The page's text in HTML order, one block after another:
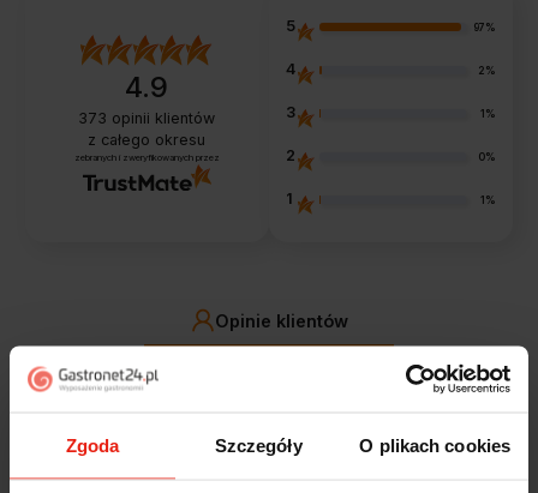
Zgoda Szczegóły O plikach cookies
4.9
373 opinii klientów
z całego okresu
zebranych i zweryfikowanych przez
5 97%
4 2%
3 1%
2 0%
1 1%
Opinie klientów
filtry
Jak zbieramy opinie?
Marcin